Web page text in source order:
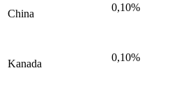
China
0,10%
Kanada
0,10%